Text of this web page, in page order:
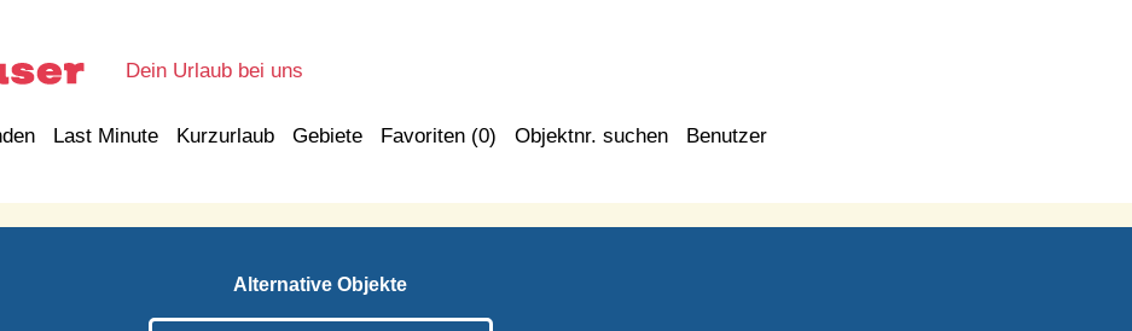
Dein Urlaub bei uns
Last Minute Kurzurlaub Gebiete Favoriten (0) Objektnr. suchen Benutzer
Alternative Objekte